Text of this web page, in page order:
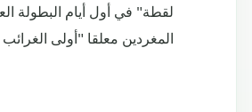
لقطة" في أول أيام البطولة
المغردين معلقا "أولى